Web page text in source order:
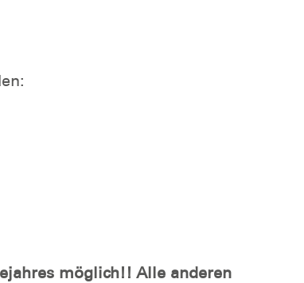
möglich!! Alle anderen